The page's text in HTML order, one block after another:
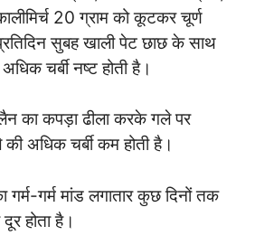
20 ग्राम को कूटकर चूर्ण
सुबह खाली पेट छाछ के साथ
चर्बी नष्ट होती है।
का कपड़ा ढीला करके गले पर
अधिक चर्बी कम होती है।
गर्म-गर्म मांड लगातार कुछ दिनों तक
होता है।